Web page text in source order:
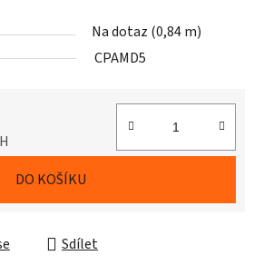
Na dotaz (0,84 m)
CPAMD5
DO KOŠÍKU
Sdílet